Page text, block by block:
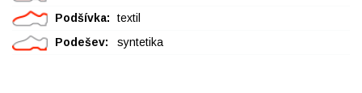
Podšívka:
textil
Podešev:
syntetika